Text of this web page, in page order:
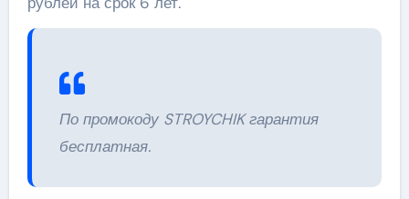
По промокоду STROYCHIK гарантия
бесплатная.